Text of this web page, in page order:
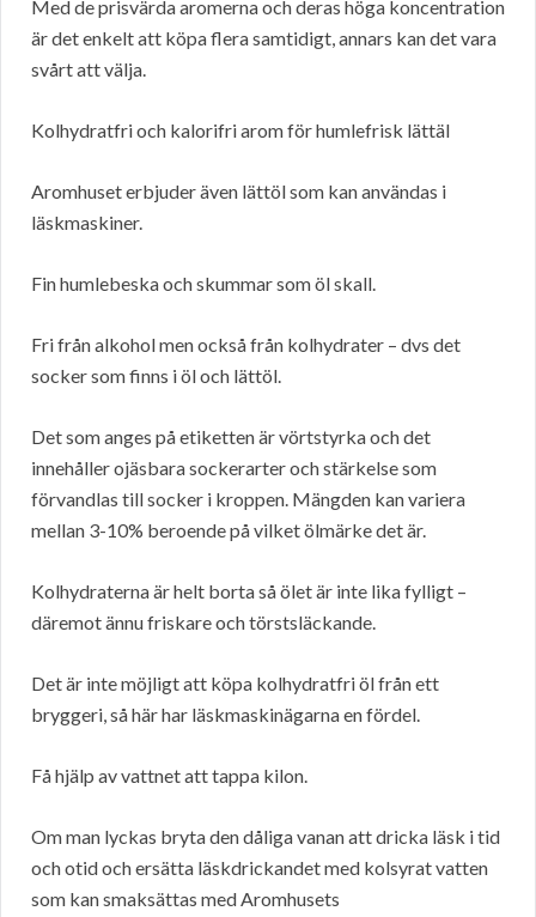
Med de prisvärda aromerna och deras höga koncentration
är det enkelt att köpa flera samtidigt, annars kan det vara
svårt att välja.
Kolhydratfri och kalorifri arom för humlefrisk lättäl
Aromhuset erbjuder även lättöl som kan användas i
läskmaskiner.
Fin humlebeska och skummar som öl skall.
Fri från alkohol men också från kolhydrater – dvs det
socker som finns i öl och lättöl.
Det som anges på etiketten är vörtstyrka och det
innehåller ojäsbara sockerarter och stärkelse som
förvandlas till socker i kroppen. Mängden kan variera
mellan 3-10% beroende på vilket ölmärke det är.
Kolhydraterna är helt borta så ölet är inte lika fylligt –
däremot ännu friskare och törstsläckande.
Det är inte möjligt att köpa kolhydratfri öl från ett
bryggeri, så här har läskmaskinägarna en fördel.
Få hjälp av vattnet att tappa kilon.
Om man lyckas bryta den dåliga vanan att dricka läsk i tid
och otid och ersätta läskdrickandet med kolsyrat vatten
som kan smaksättas med Aromhusets